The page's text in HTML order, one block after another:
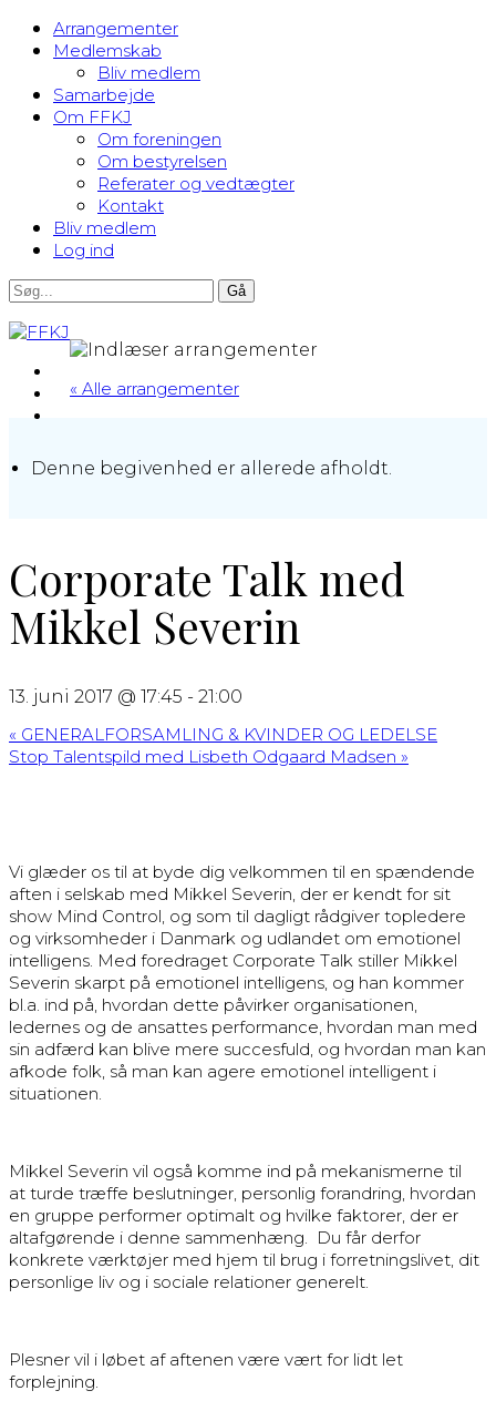
Arrangementer
Medlemskab
Bliv medlem
Samarbejde
Om FFKJ
Om foreningen
Om bestyrelsen
Referater og vedtægter
Kontakt
Bliv medlem
Log ind
« Alle arrangementer
Denne begivenhed er allerede afholdt.
Corporate Talk med
Mikkel Severin
13. juni 2017 @ 17:45 - 21:00
« GENERALFORSAMLING & KVINDER OG LEDELSE
Stop Talentspild med Lisbeth Odgaard Madsen »
Vi glæder os til at byde dig velkommen til en spændende
aften i selskab med Mikkel Severin, der er kendt for sit
show Mind Control, og som til dagligt rådgiver topledere
og virksomheder i Danmark og udlandet om emotionel
intelligens. Med foredraget Corporate Talk stiller Mikkel
Severin skarpt på emotionel intelligens, og han kommer
bl.a. ind på, hvordan dette påvirker organisationen,
ledernes og de ansattes performance, hvordan man med
sin adfærd kan blive mere succesfuld, og hvordan man kan
afkode folk, så man kan agere emotionel intelligent i
situationen.
Mikkel Severin vil også komme ind på mekanismerne til
at turde træffe beslutninger, personlig forandring, hvordan
en gruppe performer optimalt og hvilke faktorer, der er
altafgørende i denne sammenhæng. Du får derfor
konkrete værktøjer med hjem til brug i forretningslivet, dit
personlige liv og i sociale relationer generelt.
Plesner vil i løbet af aftenen være vært for lidt let
forplejning.